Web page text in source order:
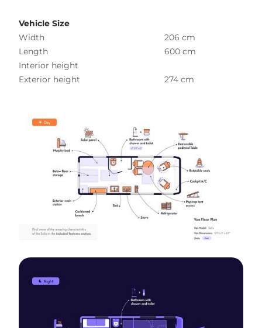
Vehicle Size
Width
206 cm
Length
600 cm
Interior height
Exterior height
274 cm